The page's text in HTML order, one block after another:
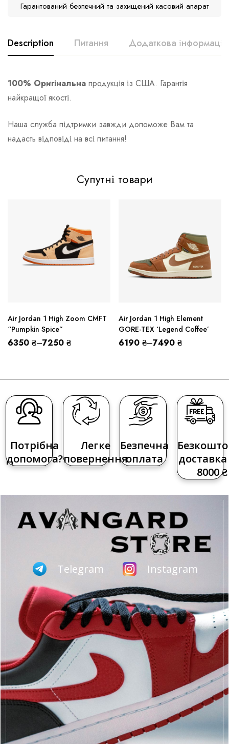
Гарантований безпечний та захищений касовий апарат
Description Питання Додаткова інформація
100% Оригінальна продукція із США. Гарантія
найкращої якості.
Наша служба підтримки завжди допоможе Вам та
надасть відповіді на всі питання!
Супутні товари
Air Jordan 1 High Zoom CMFT
“Pumpkin Spice”
6350 ₴–7250 ₴
Air Jordan 1 High Element
GORE-TEX ‘Legend Coffee’
6190 ₴–7490 ₴
Потрібна
допомога?
Легке
повернення
Безпечна
оплата
доставка
8000 ₴
Telegram Instagram